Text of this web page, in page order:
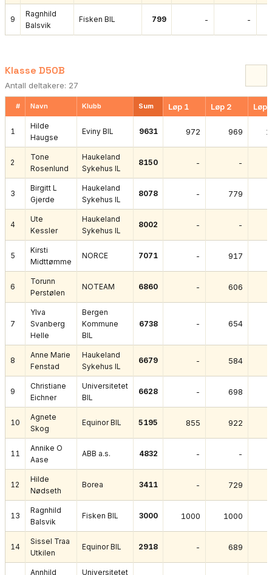
9
Ragnhild
Balsvik
Fisken BIL 799 - -
Klasse D50B
Antall deltakere: 27
# Navn Klubb Sum Løp 1 Løp 2 Løp
1
Hilde
Haugse
Eviny BIL 9631 972 969
2
Tone
Rosenlund
Haukeland
Sykehus IL
8150 - -
3
Birgitt L
Gjerde
Haukeland
Sykehus IL
8078 - 779
4
Ute
Kessler
Haukeland
Sykehus IL
8002 - -
5
Kirsti
Midttømme
NORCE 7071 - 917
6
Torunn
Perstølen
NOTEAM 6860 - 606
7
Ylva
Svanberg
Helle
Bergen
Kommune
BIL
6738 - 654
8
Anne Marie
Fenstad
Haukeland
Sykehus IL
6679 - 584
9
Christiane
Eichner
Universitetet
BIL
6628 - 698
10
Agnete
Skog
Equinor BIL 5195 855 922
11
Annike O
Aase
ABB a.s. 4832 - -
12
Hilde
Nødseth
Borea 3411 - 729
13
Ragnhild
Balsvik
Fisken BIL 3000 1000 1000
14
Sissel Traa
Utkilen
Equinor BIL 2918 - 689
Annhild Universitetet